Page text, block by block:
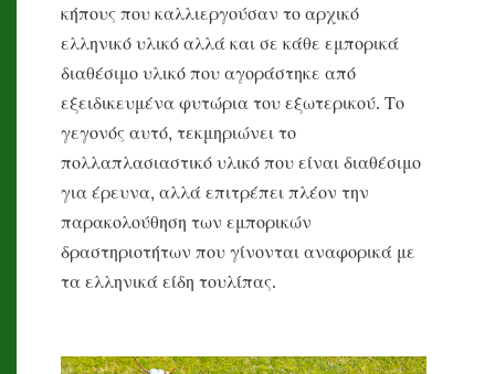
κήπους που καλλιεργούσαν το αρχικό
ελληνικό υλικό αλλά και σε κάθε εμπορικά
διαθέσιμο υλικό που αγοράστηκε από
εξειδικευμένα φυτώρια του εξωτερικού. Το
γεγονός αυτό, τεκμηριώνει το
πολλαπλασιαστικό υλικό που είναι διαθέσιμο
για έρευνα, αλλά επιτρέπει πλέον την
παρακολούθηση των εμπορικών
δραστηριοτήτων που γίνονται αναφορικά με
τα ελληνικά είδη τουλίπας.